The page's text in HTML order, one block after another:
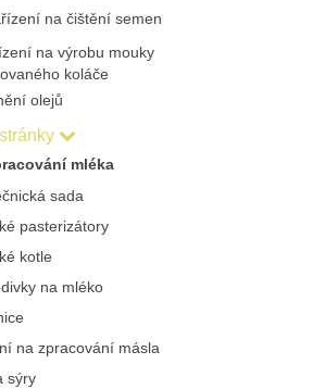
na čištění semen
na výrobu mouky
koláče
olejů
mléka
sada
pasterizátory
kotle
na mléko
na zpracování másla
sýry